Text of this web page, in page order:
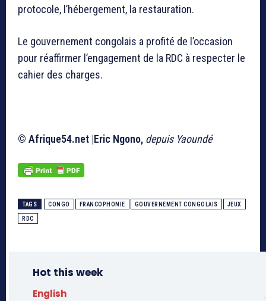
protocole, l’hébergement, la restauration.
Le gouvernement congolais a profité de l’occasion
pour réaffirmer l’engagement de la RDC à respecter le
cahier des charges.
© Afrique54.net |Eric Ngono, depuis Yaoundé
TAGS CONGO FRANCOPHONIE GOUVERNEMENT CONGOLAIS JEUX
RDC
Hot this week
English